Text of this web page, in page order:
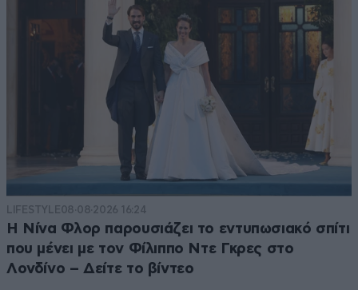
LIFESTYLE08·08·2026 16:24
Η Νίνα Φλορ παρουσιάζει το εντυπωσιακό σπίτι
που μένει με τον Φίλιππο Ντε Γκρες στο
Λονδίνο – Δείτε το βίντεο